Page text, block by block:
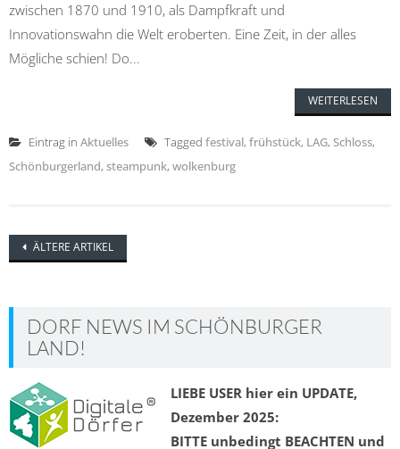
zwischen 1870 und 1910, als Dampfkraft und
Innovationswahn die Welt eroberten. Eine Zeit, in der alles
Mögliche schien! Do...
WEITERLESEN
Eintrag in Aktuelles Tagged festival, frühstück, LAG, Schloss,
Schönburgerland, steampunk, wolkenburg
Posts
ÄLTERE ARTIKEL
DORF NEWS IM SCHÖNBURGER
LAND!
LIEBE USER hier ein UPDATE,
Dezember 2025:
BITTE unbedingt BEACHTEN und